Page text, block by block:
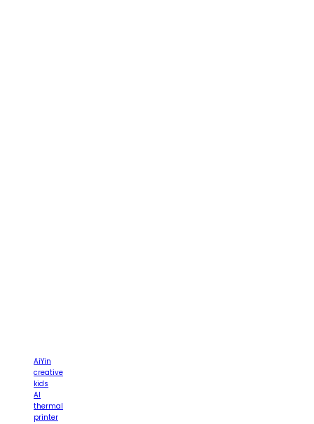
AiYin
creative
kids
AI
thermal
printer